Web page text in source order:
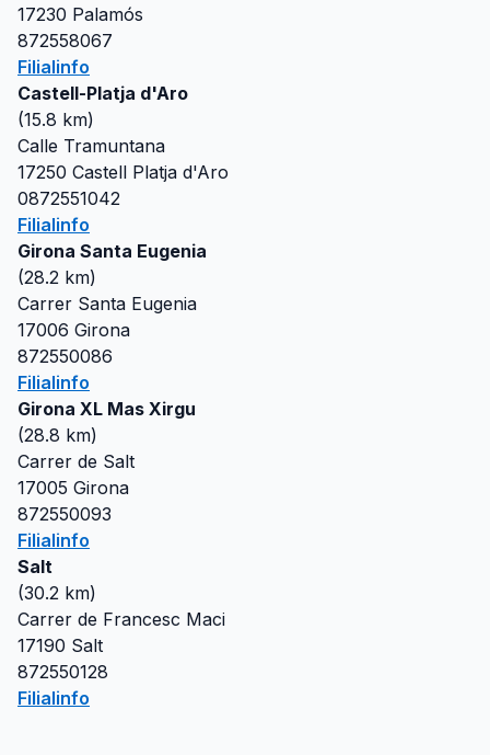
17230 Palamós
872558067
Filialinfo
Castell-Platja d'Aro
(15.8 km)
Calle Tramuntana
17250 Castell Platja d'Aro
0872551042
Filialinfo
Girona Santa Eugenia
(28.2 km)
Carrer Santa Eugenia
17006 Girona
872550086
Filialinfo
Girona XL Mas Xirgu
(28.8 km)
Carrer de Salt
17005 Girona
872550093
Filialinfo
Salt
(30.2 km)
Carrer de Francesc Maci
17190 Salt
872550128
Filialinfo